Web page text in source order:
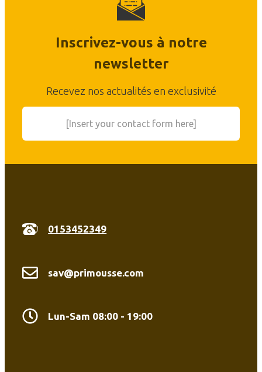
Inscrivez-vous à notre
newsletter
Recevez nos actualités en exclusivité
[Insert your contact form here]
0153452349
sav@primousse.com
Lun-Sam 08:00 - 19:00